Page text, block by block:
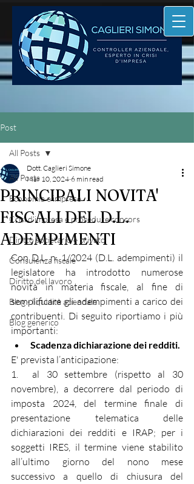
Post
All Posts
Economia e imprese
Crisi d'impresa e procedure concors
Diritto societario e privato
Consulenza fiscale
Diritto del lavoro
Blog - liquidità aziendale
Blog generico
All Posts
PRINCIPALI NOVITA'
FISCALI DEL D.L.
ADEMPIMENTI
Dott. Caglieri Simone
Mar 10, 2024 6 min read
Con D.L. n. 1/2024 (D.L. adempimenti) il
legislatore ha introdotto numerose
novità in materia fiscale, al fine di
semplificare gli adempimenti a carico dei
contribuenti. Di seguito riportiamo i più
importanti:
Scadenza dichiarazione dei redditi.
E' prevista l’anticipazione:
1.  al 30 settembre (rispetto al 30
novembre), a decorrere dal periodo di
imposta 2024, del termine finale di
presentazione telematica delle
dichiarazioni dei redditi e IRAP; per i
soggetti IRES, il termine viene stabilito
all’ultimo giorno del nono mese
successivo a quello di chiusura del